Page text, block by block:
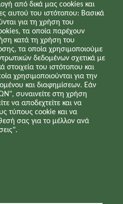
από δικά μας cookies και
αυτού του ιστότοπου: Βασικά
για τη χρήση του
τα οποία παρέχουν
κατά τη χρήση του
τα οποία χρησιμοποιούμε
δεδομένων σχετικά με
στοιχεία του ιστότοπου και
χρησιμοποιούνται για την
και διαφημίσεων. Εάν
συναινείτε στη χρήση
να αποδεχτείτε και να
τύπους cookie και να
σας για το μέλλον ανά
- Cookies
updates for company's